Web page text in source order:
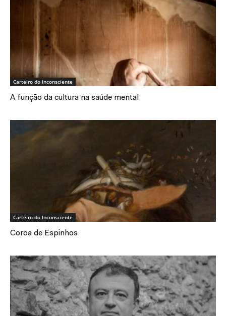
Carteiro do Inconsciente
A função da cultura na saúde mental
Carteiro do Inconsciente
Coroa de Espinhos